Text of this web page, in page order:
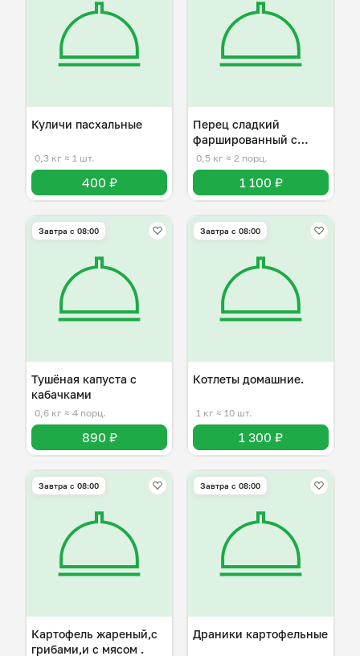
Куличи пасхальные
0,3 кг ≈ 1 шт.
400 ₽
Перец сладкий
фаршированный с
сыром
0,5 кг ≈ 2 порц.
1 100 ₽
Завтра c 08:00
Тушёная капуста с
кабачками
0,6 кг ≈ 4 порц.
890 ₽
Завтра c 08:00
Котлеты домашние.
1 кг ≈ 10 шт.
1 300 ₽
Завтра c 08:00
Картофель жареный,с
грибами,и с мясом .
Завтра c 08:00
Драники картофельные